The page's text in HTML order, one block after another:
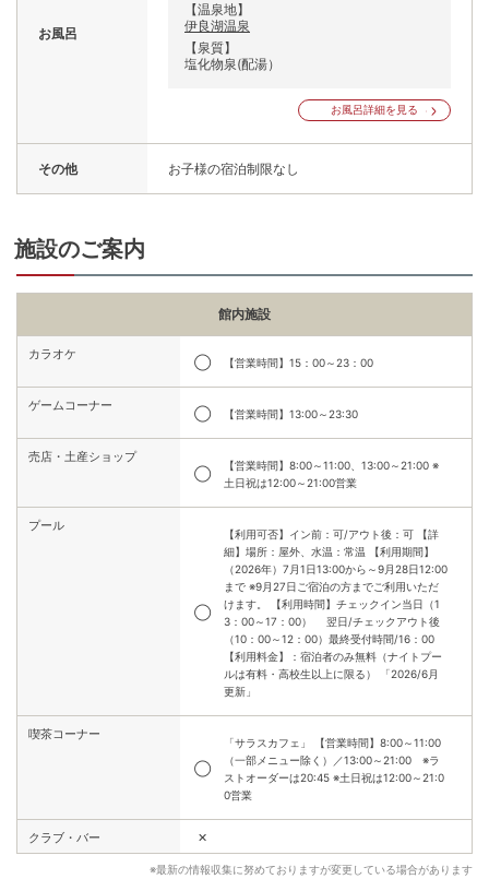
お風呂
【温泉地】
伊良湖温泉
【泉質】
塩化物泉(配湯）
お風呂詳細を見る
その他 お子様の宿泊制限なし
施設のご案内
館内施設
カラオケ
◯ 【営業時間】15：00～23：00
ゲームコーナー
◯ 【営業時間】13:00～23:30
売店・土産ショップ
◯
【営業時間】8:00～11:00、13:00～21:00 ※
土日祝は12:00～21:00営業
プール
◯
【利用可否】イン前：可/アウト後：可 【詳
細】場所：屋外、水温：常温 【利用期間】
（2026年）7月1日13:00から～9月28日12:00
まで ※9月27日ご宿泊の方までご利用いただ
けます。 【利用時間】チェックイン当日（1
3：00～17：00） 翌日/チェックアウト後
（10：00～12：00）最終受付時間/16：00
【利用料金】：宿泊者のみ無料（ナイトプー
ルは有料・高校生以上に限る） 「2026/6月
更新」
喫茶コーナー
◯
「サラスカフェ」 【営業時間】8:00～11:00
（一部メニュー除く）／13:00～21:00 ※ラ
ストオーダーは20:45 ※土日祝は12:00～21:0
0営業
クラブ・バー ✕
※最新の情報収集に努めておりますが変更している場合があります